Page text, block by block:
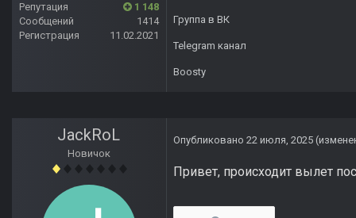
Репутация
1 148
Сообщений
1414
Регистрация
11.02.2021
Группа в ВК
Telegram канал
Boosty
JackRoL
Новичок
Опубликовано 22 июля, 2025
Привет, происходит вылет